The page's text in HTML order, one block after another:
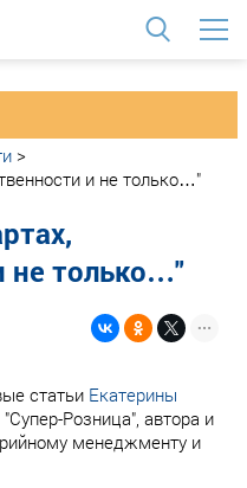
>
и не только…"
не только…"
статьи Екатерины
Розница", автора и
менеджменту и